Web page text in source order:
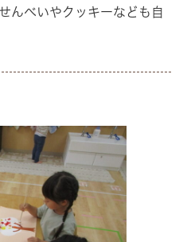
んべいやクッキーなども自